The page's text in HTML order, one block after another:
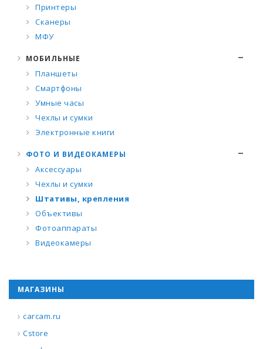
Принтеры
Сканеры
МФУ
МОБИЛЬНЫЕ
Планшеты
Смартфоны
Умные часы
Чехлы и сумки
Электронные книги
ФОТО И ВИДЕОКАМЕРЫ
Аксессуары
Чехлы и сумки
Штативы, крепления
Объективы
Фотоаппараты
Видеокамеры
МАГАЗИНЫ
carcam.ru
Cstore